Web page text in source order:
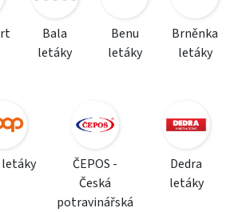
Bala
letáky
Benu
letáky
Brněnka
letáky
letáky
ČEPOS -
Česká
potravinářská
Dedra
letáky